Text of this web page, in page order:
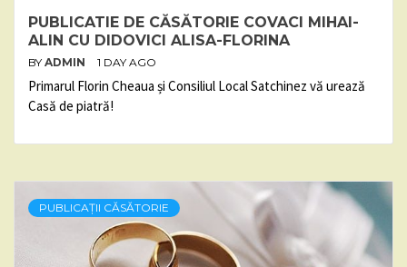
PUBLICATIE DE CĂSĂTORIE COVACI MIHAI-
ALIN CU DIDOVICI ALISA-FLORINA
BY ADMIN 1 DAY AGO
Primarul Florin Cheaua și Consiliul Local Satchinez vă urează
Casă de piatră!
PUBLICAȚII CĂSĂTORIE